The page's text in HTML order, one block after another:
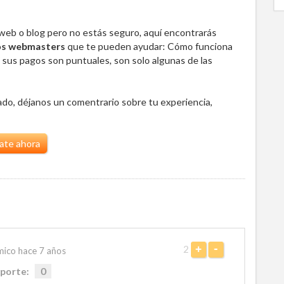
o blog pero no estás seguro, aquí encontrarás
webmasters que te pueden ayudar: Cómo funciona
pagos son puntuales, son solo algunas de las
déjanos un comentrario sobre tu experiencia,
ahora
2 + -
hace 7 años
0